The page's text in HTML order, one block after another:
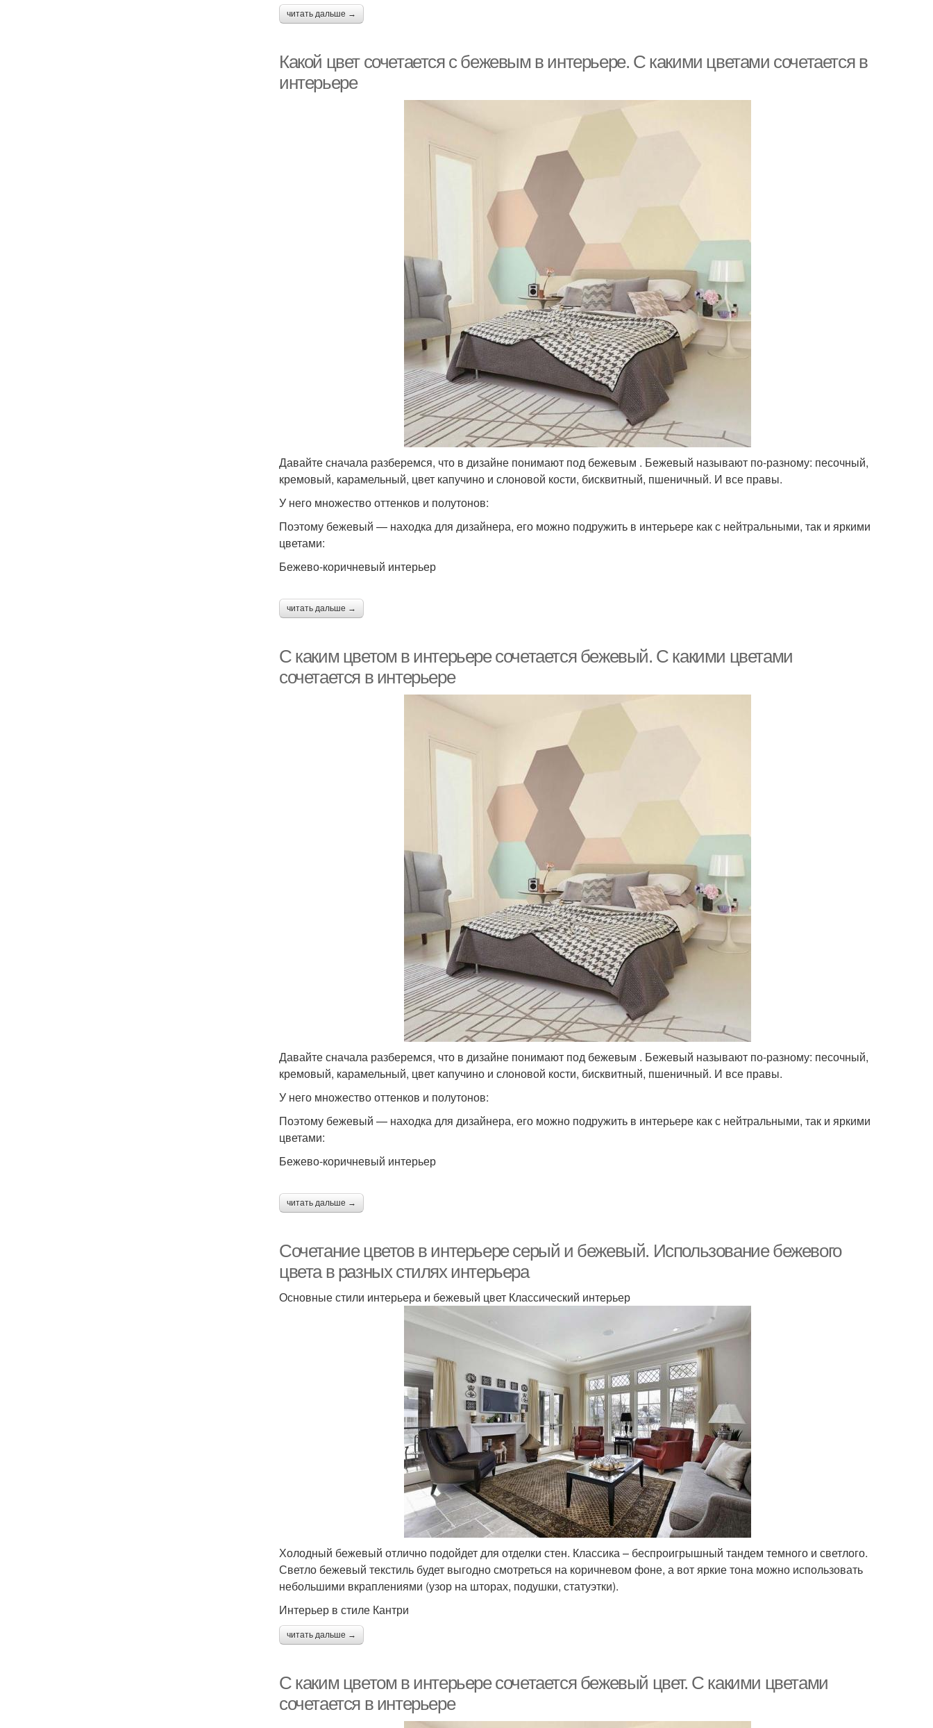
читать дальше →
Какой цвет сочетается с бежевым в интерьере. С какими цветами сочетается в
интерьере
Давайте сначала разберемся, что в дизайне понимают под бежевым . Бежевый называют по-разному: песочный,
кремовый, карамельный, цвет капучино и слоновой кости, бисквитный, пшеничный. И все правы.
У него множество оттенков и полутонов:
Поэтому бежевый — находка для дизайнера, его можно подружить в интерьере как с нейтральными, так и яркими
цветами:
Бежево-коричневый интерьер
читать дальше →
С каким цветом в интерьере сочетается бежевый. С какими цветами
сочетается в интерьере
Давайте сначала разберемся, что в дизайне понимают под бежевым . Бежевый называют по-разному: песочный,
кремовый, карамельный, цвет капучино и слоновой кости, бисквитный, пшеничный. И все правы.
У него множество оттенков и полутонов:
Поэтому бежевый — находка для дизайнера, его можно подружить в интерьере как с нейтральными, так и яркими
цветами:
Бежево-коричневый интерьер
читать дальше →
Сочетание цветов в интерьере серый и бежевый. Использование бежевого
цвета в разных стилях интерьера
Основные стили интерьера и бежевый цвет Классический интерьер
Холодный бежевый отлично подойдет для отделки стен. Классика – беспроигрышный тандем темного и светлого.
Светло бежевый текстиль будет выгодно смотреться на коричневом фоне, а вот яркие тона можно использовать
небольшими вкраплениями (узор на шторах, подушки, статуэтки).
Интерьер в стиле Кантри
читать дальше →
С каким цветом в интерьере сочетается бежевый цвет. С какими цветами
сочетается в интерьере